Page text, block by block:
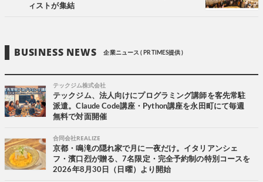
ィストが集結
BUSINESS NEWS 企業ニュース ( PR TIMES提供 )
テックジム株式会社
テックジム、法人向けにプログラミング講師を客先常駐
派遣。Claude Code講座・Python講座を永田町にて毎週
無料で対面開催
合同会社REALIZE
京都・鳴滝の隠れ家で月に一夜だけ。イタリアンシェ
フ・濱口烈が贈る、7名限定・完全予約制の特別コースを
2026年8月30日（日曜）より開始